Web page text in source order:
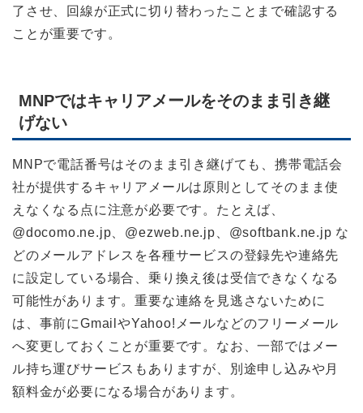
了させ、回線が正式に切り替わったことまで確認する
ことが重要です。
MNPではキャリアメールをそのまま引き継
げない
MNPで電話番号はそのまま引き継げても、携帯電話会
社が提供するキャリアメールは原則としてそのまま使
えなくなる点に注意が必要です。たとえば、
@docomo.ne.jp、@ezweb.ne.jp、@softbank.ne.jp な
どのメールアドレスを各種サービスの登録先や連絡先
に設定している場合、乗り換え後は受信できなくなる
可能性があります。重要な連絡を見逃さないために
は、事前にGmailやYahoo!メールなどのフリーメール
へ変更しておくことが重要です。なお、一部ではメー
ル持ち運びサービスもありますが、別途申し込みや月
額料金が必要になる場合があります。